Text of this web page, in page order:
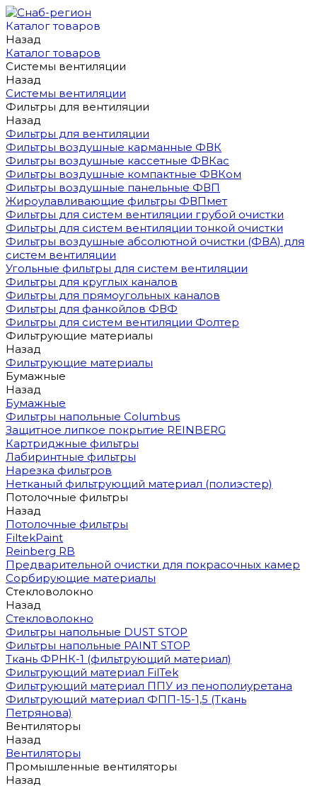
Каталог товаров
Назад
Каталог товаров
Системы вентиляции
Назад
Системы вентиляции
Фильтры для вентиляции
Назад
Фильтры для вентиляции
Фильтры воздушные карманные ФВК
Фильтры воздушные кассетные ФВКас
Фильтры воздушные компактные ФВКом
Фильтры воздушные панельные ФВП
Жироулавливающие фильтры ФВПмет
Фильтры для систем вентиляции грубой очистки
Фильтры для систем вентиляции тонкой очистки
Фильтры воздушные абсолютной очистки (ФВА) для
систем вентиляции
Угольные фильтры для систем вентиляции
Фильтры для круглых каналов
Фильтры для прямоугольных каналов
Фильтры для фанкойлов ФВФ
Фильтры для систем вентиляции Фолтер
Фильтрующие материалы
Назад
Фильтрующие материалы
Бумажные
Назад
Бумажные
Фильтры напольные Columbus
Защитное липкое покрытие REINBERG
Картриджные фильтры
Лабиринтные фильтры
Нарезка фильтров
Нетканый фильтрующий материал (полиэстер)
Потолочные фильтры
Назад
Потолочные фильтры
FiltekPaint
Reinberg RB
Предварительной очистки для покрасочных камер
Сорбирующие материалы
Стекловолокно
Назад
Стекловолокно
Фильтры напольные DUST STOP
Фильтры напольные PAINT STOP
Ткань ФРНК-1 (фильтрующий материал)
Фильтрующий материал FilTek
Фильтрующий материал ППУ из пенополиуретана
Фильтрующий материал ФПП-15-1,5 (Ткань
Петрянова)
Вентиляторы
Назад
Вентиляторы
Промышленные вентиляторы
Назад